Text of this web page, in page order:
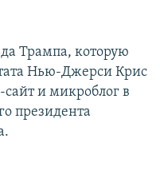
Трампа, которую
Нью-Джерси Крис
и микроблог в
президента